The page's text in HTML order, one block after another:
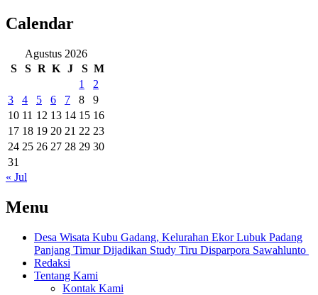
Calendar
Agustus 2026
S
S R K J S M
1
2
3
4 5 6 7 8
9
10 11 12 13 14 15 16
17 18 19 20 21 22 23
24 25 26 27 28 29 30
31
« Jul
Menu
Desa Wisata Kubu Gadang, Kelurahan Ekor Lubuk Padang
Panjang Timur Dijadikan Study Tiru Disparpora Sawahlunto
Redaksi
Tentang Kami
Kontak Kami